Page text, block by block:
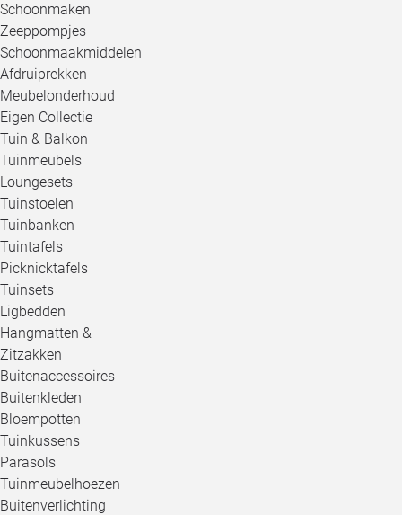
Schoonmaken
Zeeppompjes
Schoonmaakmiddelen
Afdruiprekken
Meubelonderhoud
Eigen Collectie
Tuin & Balkon
Tuinmeubels
Loungesets
Tuinstoelen
Tuinbanken
Tuintafels
Picknicktafels
Tuinsets
Ligbedden
Hangmatten &
Zitzakken
Buitenaccessoires
Buitenkleden
Bloempotten
Tuinkussens
Parasols
Tuinmeubelhoezen
Buitenverlichting